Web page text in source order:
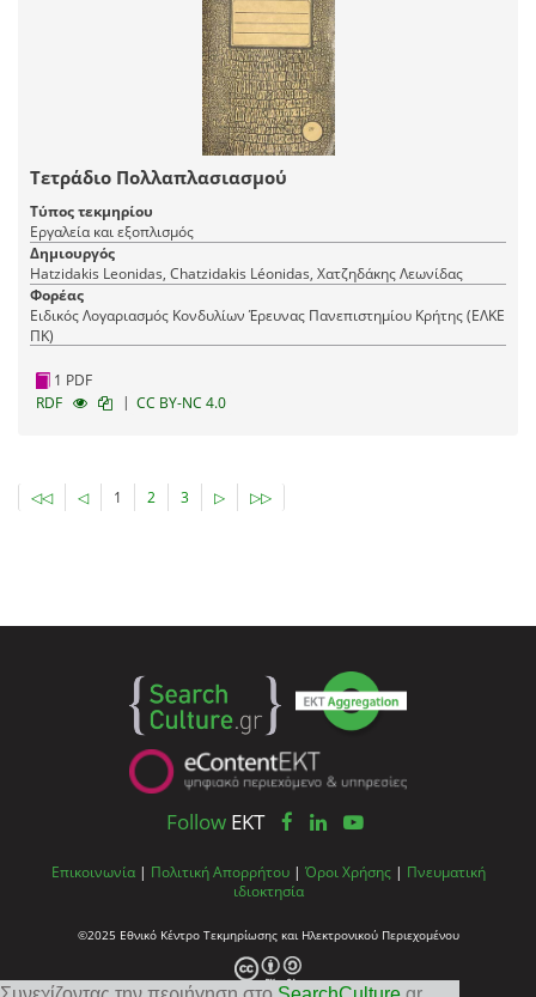
Τετράδιο Πολλαπλασιασμού
Τύπος τεκμηρίου
Εργαλεία και εξοπλισμός
Δημιουργός
Hatzidakis Leonidas, Chatzidakis Léonidas, Χατζηδάκης Λεωνίδας
Φορέας
Ειδικός Λογαριασμός Κονδυλίων Έρευνας Πανεπιστημίου Κρήτης (ΕΛΚΕ
ΠΚ)
1 PDF
RDF
| CC BY-NC 4.0
◁◁ ◁ 1 2 3 ▷ ▷▷
Follow EKT
Επικοινωνία | Πολιτική Απορρήτου | Όροι Χρήσης | Πνευματική
ιδιοκτησία
©2025 Εθνικό Κέντρο Τεκμηρίωσης και Ηλεκτρονικού Περιεχομένου